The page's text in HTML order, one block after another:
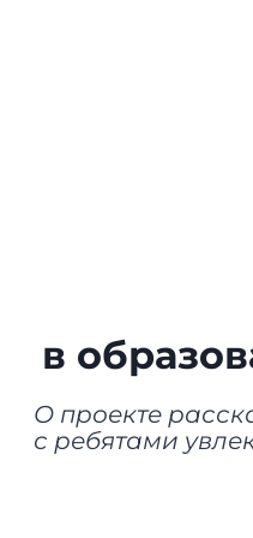
в
О проекте
с ребятами